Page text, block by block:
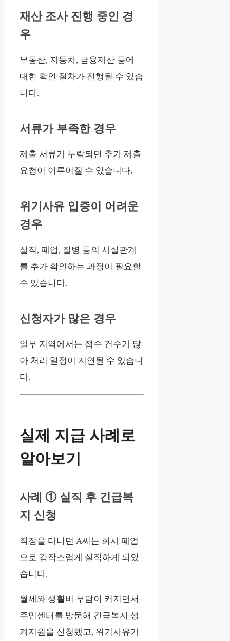
재산 조사 진행 중인 경
우
부동산, 자동차, 금융재산 등에
대한 확인 절차가 진행될 수 있습
니다.
서류가 부족한 경우
제출 서류가 누락되면 추가 제출
요청이 이루어질 수 있습니다.
위기사유 입증이 어려운
경우
실직, 폐업, 질병 등의 사실관계
를 추가 확인하는 과정이 필요할
수 있습니다.
신청자가 많은 경우
일부 지역에서는 접수 건수가 많
아 처리 일정이 지연될 수 있습니
다.
실제 지급 사례로
알아보기
사례 ① 실직 후 긴급복
지 신청
직장을 다니던 A씨는 회사 폐업
으로 갑작스럽게 실직하게 되었
습니다.
월세와 생활비 부담이 커지면서
주민센터를 방문해 긴급복지 생
계지원을 신청했고, 위기사유가